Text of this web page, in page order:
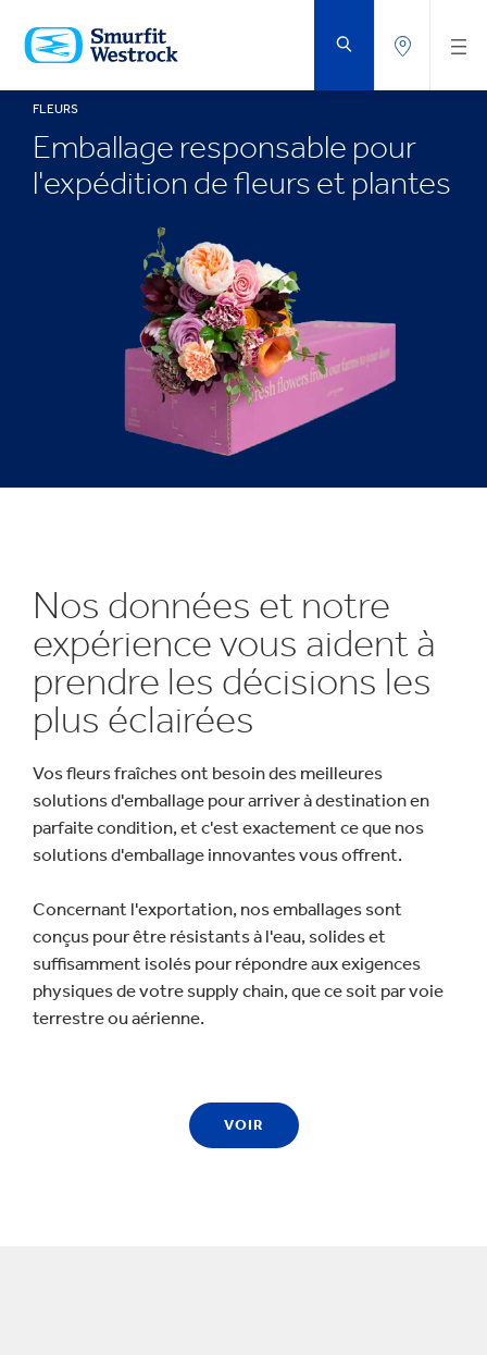
AU
CONTENU
PRINCIPAL
FLEURS
Emballage responsable pour
l'expédition de fleurs et plantes
Nos données et notre
expérience vous aident à
prendre les décisions les
plus éclairées
Vos fleurs fraîches ont besoin des meilleures
solutions d'emballage pour arriver à destination en
parfaite condition, et c'est exactement ce que nos
solutions d'emballage innovantes vous offrent.
Concernant l'exportation, nos emballages sont
conçus pour être résistants à l'eau, solides et
suffisamment isolés pour répondre aux exigences
physiques de votre supply chain, que ce soit par voie
terrestre ou aérienne.
VOIR